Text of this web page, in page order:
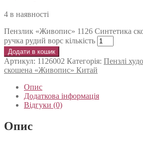
4 в наявності
Пензлик «Живопис» 1126 Синтетика
ручка рудий ворс кількість
Додати в кошик
Артикул: 1126002 Категорія: Пензлі
скошена «Живопис» Китай
Опис
Додаткова інформація
Відгуки (0)
Опис